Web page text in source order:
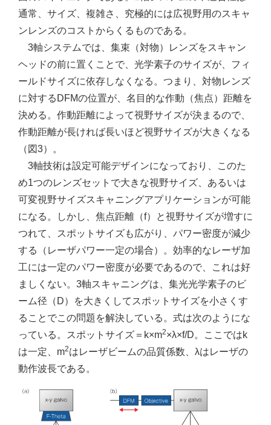
通常、サイズ、複雑さ、究極的には広視野用のスキャ
ンレンズのコストからくるものである。
3軸システムでは、集束（対物）レンズをスキャン
ヘッドの前に置くことで、光学素子のサイズが、フィ
ールドサイズに依存しなくなる。つまり、対物レンズ
に対するDFMの位置が、名目的な作動（焦点）距離を
決める。作動距離によって視野サイズが決まるので、
作動距離が長ければ長いほど視野サイズが大きくなる
（図3）。
3軸技術は設定可能デザインになっており、このた
め1つのレンズセットで大きな視野サイズ、あるいは
可変視野サイズスキャニングアプリケーションが可能
になる。しかし、焦点距離（f）と視野サイズが増すに
つれて、スポットサイズも広がり、パワー密度が減少
する（レーザパワー一定の場合）。効率的なレーザ加
工には一定のパワー密度が必要であるので、これは好
ましくない。3軸スキャニングは、集光光学素子のビ
ーム径（D）を大きくしてスポットサイズを小さくす
ることでこの問題を解決している。式は次のようにな
っている。スポットサイズ＝k×m2×λ×f/D。ここではk
は一定、m2はレーザビームの品質係数、λはレーザの
動作波長である。